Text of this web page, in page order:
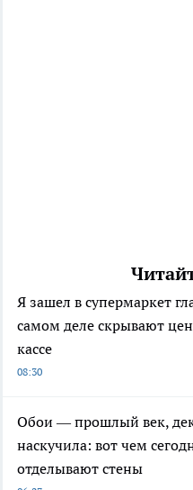
Я зашел в супермаркет
самом деле скрывают
кассе
08:30
Обои — прошлый век,
наскучила: вот чем
отделывают стены